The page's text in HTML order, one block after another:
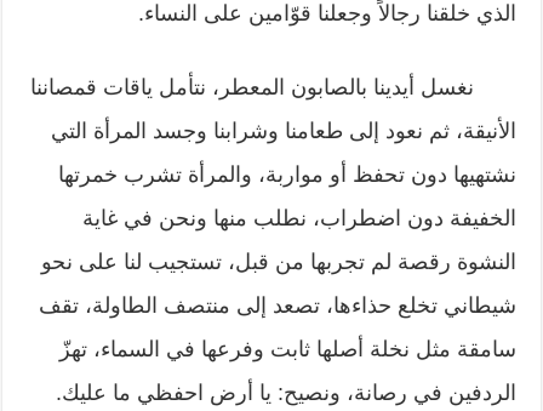
الذي خلقنا رجالاً وجعلنا قوّامين على النساء.
نغسل أيدينا بالصابون المعطر، نتأمل ياقات قمصاننا
الأنيقة، ثم نعود إلى طعامنا وشرابنا وجسد المرأة التي
نشتهيها دون تحفظ أو مواربة، والمرأة تشرب خمرتها
الخفيفة دون اضطراب، نطلب منها ونحن في غاية
النشوة رقصة لم تجربها من قبل، تستجيب لنا على نحو
شيطاني تخلع حذاءها، تصعد إلى منتصف الطاولة، تقف
سامقة مثل نخلة أصلها ثابت وفرعها في السماء، تهزّ
الردفين في رصانة، ونصيح: يا أرض احفظي ما عليك.